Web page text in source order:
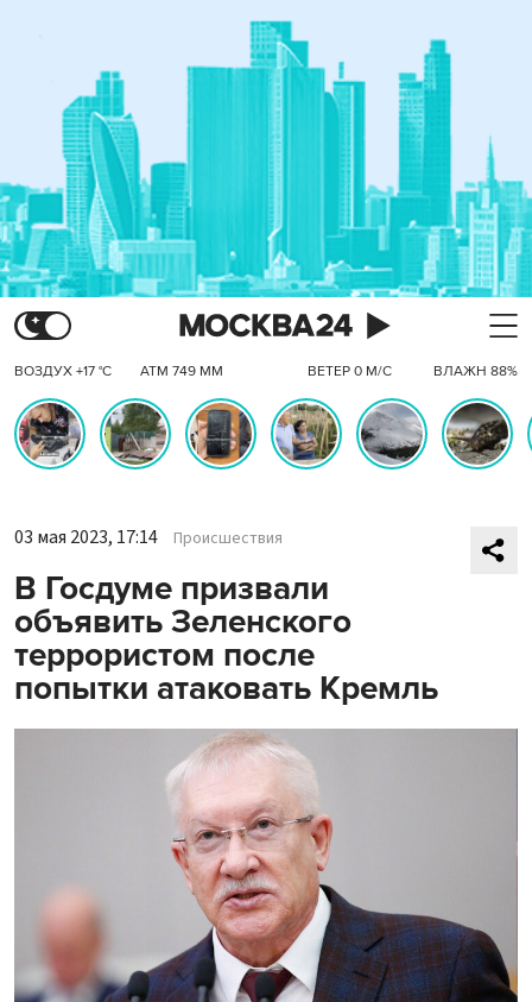
ВОЗДУХ +17 °C АТМ 749 ММ ВЕТЕР 0 М/С ВЛАЖН 88%
03 мая 2023, 17:14 Происшествия
В Госдуме призвали
объявить Зеленского
террористом после
попытки атаковать Кремль